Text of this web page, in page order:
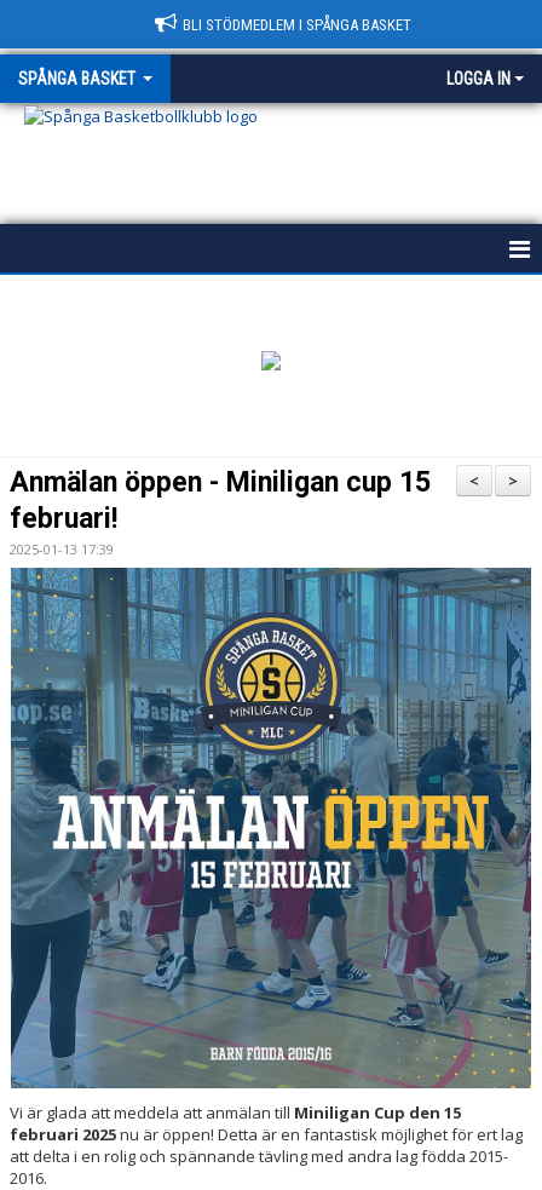
BLI STÖDMEDLEM I SPÅNGA BASKET
SPÅNGA BASKET LOGGA IN
KONTAKT & HALLAR
MEDLEMSAPP
STYRELSEN
DOKUMENT
NYHETER
VÅRA LAG/TRÄNARE
KALENDER
>
<
Anmälan öppen - Miniligan cup 15
februari!
2025-01-13 17:39
Vi är glada att meddela att anmälan till Miniligan Cup den 15
februari 2025nu är öppen! Detta är en fantastisk möjlighet för ert lag
att delta i en rolig och spännande tävling med andra lag födda 2015-
2016.